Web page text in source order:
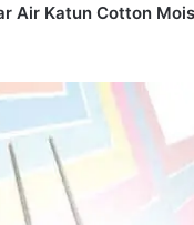
Air Katun Cotton